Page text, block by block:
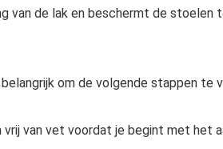
van de lak en beschermt de stoelen
om de volgende stappen te
van vet voordat je begint met het